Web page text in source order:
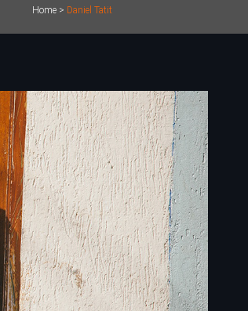
Home > Daniel Tatit